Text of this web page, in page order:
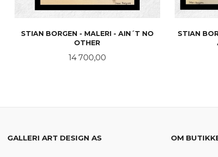
STIAN BORGEN - MALERI - AIN´T NO
OTHER
Pris
14 700,00
STIAN
GALLERI ART DESIGN AS OM